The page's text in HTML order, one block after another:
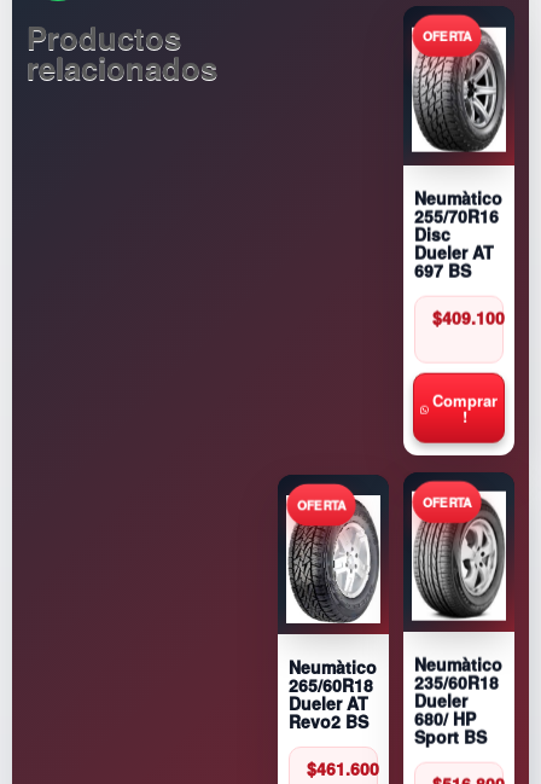
Productos
relacionados
Neumàtico
255/70R16
Disc
Dueler AT
697 BS
$409.100
Comprar
!
Neumàtico
265/60R18
Dueler AT
Revo2 BS
$461.600
Neumàtico
235/60R18
Dueler
680/ HP
Sport BS